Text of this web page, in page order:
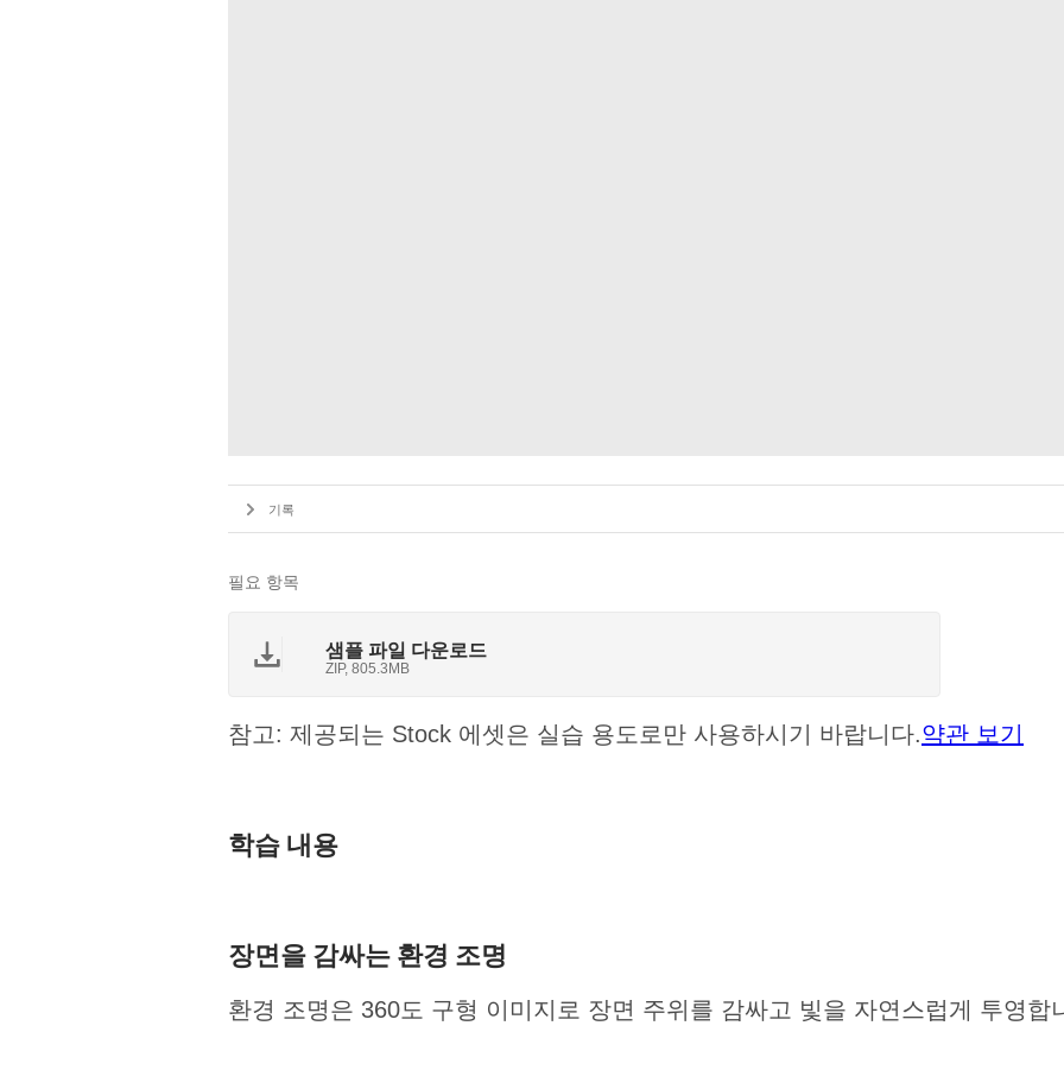
기록
필요 항목
샘플 파일 다운로드
ZIP, 805.3MB
참고: 제공되는 Stock 에셋은 실습 용도로만 사용하시기 바랍니다.약관 보기
학습 내용
장면을 감싸는 환경 조명
환경 조명은 360도 구형 이미지로 장면 주위를 감싸고 빛을 자연스럽게 투영합